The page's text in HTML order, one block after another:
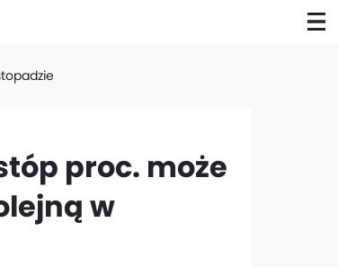
proc. może
w